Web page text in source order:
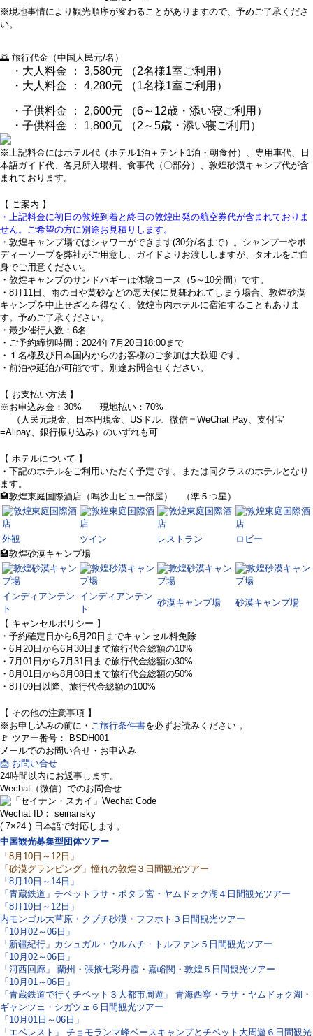
※現地事情により観光順序が変わることがありますので、予めご了承くださ
い。
🌅 旅行代金（中国人民元/名）
・大人料金 ： 3,580元 （2名様1室ご利用）
・大人料金 ： 4,280元 （1名様1室ご利用）
・子供料金 ： 2,600元 （6～12歳・添い寝ご利用）
・子供料金 ： 1,800元 （2～5歳・添い寝ご利用）
※上記料金にはホテル代（ホテル1泊＋テント1泊・朝食付）、専用車代、日
本語ガイド代、各見所入場料、食事代（〇部分）、敦煌砂漠キャンプ代が含
まれております。
【 ご案内 】
・上記料金に初日の敦煌到着と終日の敦煌出発の航空券代が含まれておりま
せん。ご希望の方に別途お見積りします。
・敦煌キャンプ場ではシャワーができます(30分/名まで）。シャンプーやボ
ディーソープを弊社がご用意し、ガイドよりお渡ししますが、タオルをご自
身でご用意ください。
・敦煌キャンプのサンドバギーは体験コース（5～10分間）です。
・8月11日、雨の日や黄砂などの悪天候に見舞われてしまう場合、敦煌砂漠
キャンプを中止せざるを得なく、敦煌市内ホテルに宿泊することもありま
す。予めご了承ください。
・最少催行人数：6名
・ご予約締切時間：2024年7月20日18:00まで
・１名様及び日本国内からのお客様のご参加は大歓迎です。
・前泊や延泊が可能です。別途お問合せください。
【 お支払い方法 】
※お申込み金：30% 現地払い：70%
（人民元現金、日本円現金、USドル、微信＝WeChat Pay、支付宝
=Alipay、銀行振り込み）のいずれも可
【 ホテルについて 】
・下記のホテルをご利用いただく予定です。または同クラスのホテルとなり
ます。
🏩敦煌東庭国際酒店（鳴沙山ビュー部屋） （準５つ星）
外観 ツイン レストラン
ロビー
🏩敦煌砂漠キャンプ場
インディアンテン
ト
インディアンテン
ト
砂漠キャンプ場
砂漠キャンプ場
【 キャンセルポリシー 】
・予約確定日から6月20日までキャンセル料免除
・6月20日から6月30日まで旅行代金総額の10%
・7月01日から7月31日まで旅行代金総額の30%
・8月01日から8月08日まで旅行代金総額の50%
・8月09日以降、旅行代金総額の100%
【 その他の注意事項 】
※お申し込みの前に・ ご旅行条件書を必ずお読みください 。
🚩 ツアー番号： BSDH001
メールでのお問い合せ・お申込み
📩 お問い合せ
24時間以内にお返事します。
Wechat（微信）でのお問合せ
Wechat ID： seinansky
( 7×24 ) 日本語で対応します。
中国観光募集型団体ツアー
「8月10日～12日」
「砂漠グランピング」憧れの敦煌３日間観光ツアー
「8月10日～14日」
「青蔵鉄道」チベットラサ・ポタラ宮・ヤムドォク湖４日間観光ツアー
「8月10日～12日」
内モンゴル大草原・クブチ砂漠・フフホト３日間観光ツアー
「10月02～06日」
「新疆紀行」カシュガル・ウルムチ・トルファン５日間観光ツアー
「10月02～06日」
「河西回廊」 蘭州・張掖七彩丹霞・嘉峪関・敦煌５日間観光ツアー
「10月01～06日」
「青蔵鉄道で行くチベット３大都市周遊」 青海西寧・ラサ・ヤムドォク湖・
ギャンツェ・シガツェ６日間観光ツアー
「10月01日～06日」
「エベレスト」 チョモランマ峰ベースキャンプとチベット大周遊６日間観光